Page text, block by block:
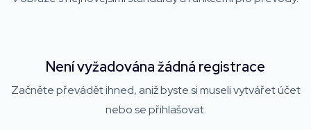
Není vyžadována žádná registrace
Začněte převádět ihned, aniž byste si museli vytvářet účet
nebo se přihlašovat.